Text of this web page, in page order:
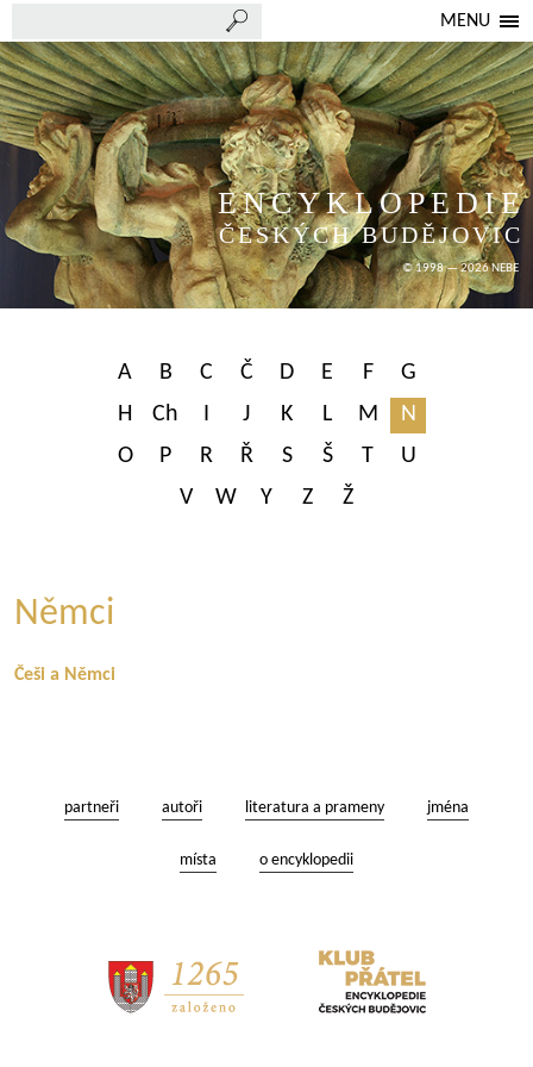
MENU
ENCYKLOPEDIE
ČESKÝCH BUDĚJOVIC
© 1998 — 2026 NEBE
A B C Č D E F
G
H
Ch I J K L M
N
O
P R Ř S Š T
U
V
W Y Z Ž
Němci
Češi a Němci
partneři autoři literatura a prameny jména
místa o encyklopedii